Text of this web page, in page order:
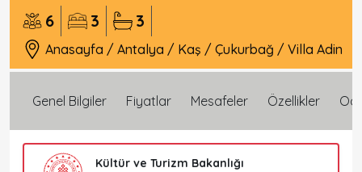
6 3 3
Anasayfa / Antalya / Kaş / Çukurbağ / Villa Adin
Genel Bilgiler Fiyatlar Mesafeler Özellikler
Kültür ve Turizm Bakanlığı